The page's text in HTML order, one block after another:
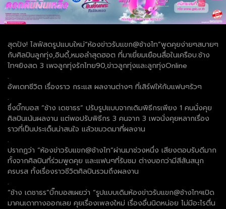
สุดปัง! ไลฟ์สดรูปแบบใหม่“ห้องข่าวรับแขก@ช้างไท”พูดคุยง่ายๆสบายๆ
กับศิลปินลูกทุ่ง,อินดี้,หมอลำสุดฮอต ที่มาเยี่ยมเยือนสื่อในเครือบ.ช้าง
ไทฯยิงสด 3 เพจลูกทุ่งรักไทย90,ข่าวลูกทุ่งและลูกทุ่งOnline
.
อัพเดทชีวิต เรื่องราว กระแส ผลงานต่างๆ ที่เสิร์ฟให้กับแฟนๆรัวๆ
.
ซึ่งบิ๊กบอส “ช้าง เดชาธร” ปรับรูปแบบจากเดิมพิธีกรเพียง 1 คนนั่งคุย
ศิลปินเน้นผลงาน แต่พอปรับพิธีกร 3 คนจาก 3 เพจนั่งคุยหลากเรื่อง
ราวที่เป็นประเด็นน่าสนใจ แล้วขมวดมาที่ผลงาน
.
ปรากฏว่า “ห้องข่าวรับแขก@ช้างไท”ผ่านมาช่วงหนึ่ง เสียงตอบรับดีมาก
ทั้งจากศิลปินที่ร่วมพูดคุย และแฟนๆที่รับชม ต่างบอกว่ามีสีสันสนุก
ครบรส ทั้งเรื่องราวชีวิตศิลปินรวมถึงผลงาน
.
“ช้าง เดชาธร”บิ๊กบอสเผยว่า “รูปแบบเดิมห้องข่าวรับแขก@ช้างไทฯเปิด
มาคนเดาทางออกเลย คุยเรื่องเพลงใหม่ เรื่องอื่นนิดหน่อย ไม่มีอะไรตื่น